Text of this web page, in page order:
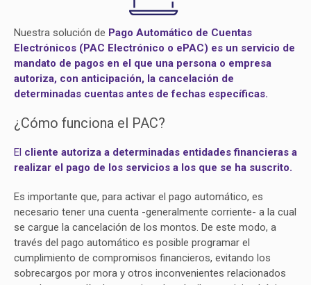
Nuestra solución de Pago Automático de Cuentas
Electrónicos (PAC Electrónico o ePAC) es un servicio de
mandato de pagos en el que una persona o empresa
autoriza, con anticipación, la cancelación de
determinadas cuentas antes de fechas específicas.
¿Cómo funciona el PAC?
El cliente autoriza a determinadas entidades financieras a
realizar el pago de los servicios a los que se ha suscrito.
Es importante que, para activar el pago automático, es
necesario tener una cuenta -generalmente corriente- a la cual
se cargue la cancelación de los montos. De este modo, a
través del pago automático es posible programar el
cumplimiento de compromisos financieros, evitando los
sobrecargos por mora y otros inconvenientes relacionados